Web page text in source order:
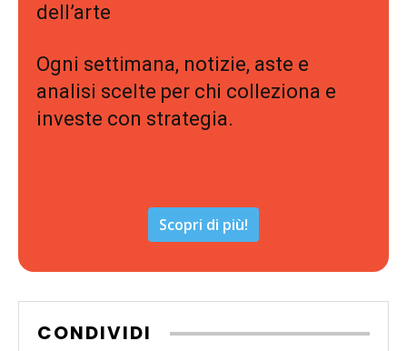
dell’arte
Ogni settimana, notizie, aste e
analisi scelte per chi colleziona e
investe con strategia.
Scopri di più!
CONDIVIDI